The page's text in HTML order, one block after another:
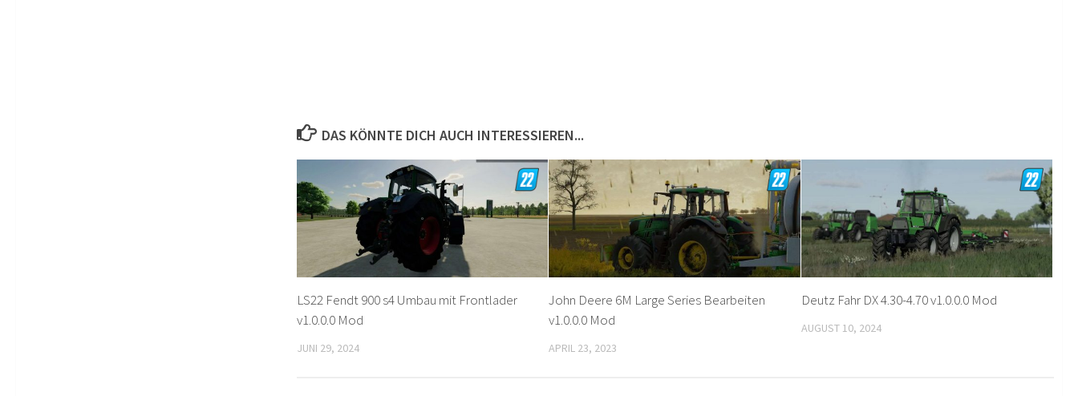
DAS KÖNNTE DICH AUCH INTERESSIEREN...
LS22 Fendt 900 s4 Umbau mit Frontlader
v1.0.0.0 Mod
JUNI 29, 2024
John Deere 6M Large Series Bearbeiten
v1.0.0.0 Mod
APRIL 23, 2023
Deutz Fahr DX 4.30-4.70 v1.0.0.0 Mod
AUGUST 10, 2024